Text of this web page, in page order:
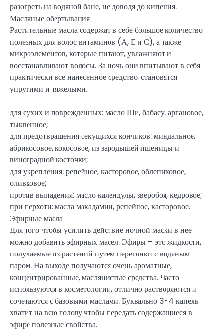
разогреть на водяной бане, не доводя до кипения.
Масляные обертывания
Растительные масла содержат в себе большое количество
полезных для волос витаминов (А, Е и С), а также
микроэлементов, которые питают, увлажняют и
восстанавливают волосы. За ночь они впитывают в себя
практически все нанесенное средство, становятся
упругими и тяжелыми.
для сухих и поврежденных: масло Ши, бабасу, аргановое,
тыквенное;
для предотвращения секущихся кончиков: миндальное,
абрикосовое, кокосовое, из зародышей пшеницы и
виноградной косточки;
для укрепления: репейное, касторовое, облепиховое,
оливковое;
против выпадения: масло календулы, зверобоя, кедровое;
при перхоти: масла макадамии, репейное, касторовое.
Эфирные масла
Для того чтобы усилить действие ночной маски в нее
можно добавить эфирных масел. Эфиры – это жидкости,
получаемые из растений путем перегонки с водяным
паром. На выходе получаются очень ароматные,
концентрированные, маслянистые средства. Часто
используются в косметологии, отлично растворяются и
сочетаются с базовыми маслами. Буквально 3-4 капель
хватит на всю голову чтобы передать содержащиеся в
эфире полезные свойства.